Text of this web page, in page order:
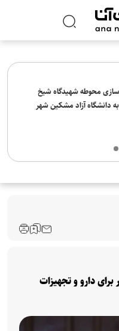
سازی محوطه شهیدگاه شیخ
دانشگاه آزاد مشکین شهر
میلیون دلار برای دارو و تجهیزات